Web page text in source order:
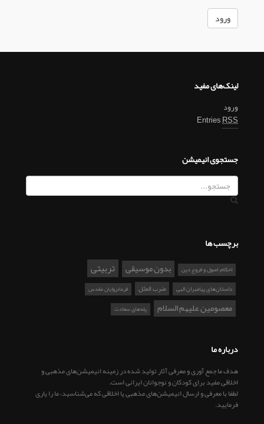
لینک‌های مفید
ورود
EntriesRSS
جستجوی انیمیشن
برچسب ها
احکام، اصول و فروع دین بدون موسیقی تربیتی
داستان‌های پیامبران الهی ضرب المثل فرمانروایان مقدس
معصومین علیهم السلام پله‌های سعادت
درباره ما
هدف ما جمع آوری و معرفی آثار تولید شده در زمینه انیمیشن‌های مذهبی و
اخلاقی مفید برای کودکان و نوجوانان ایرانی است.
لطفا با معرفی و ارسال انیمیشن‌های مذهبی یا اخلاقی که می‌شناسید، ما را یاری
فرمایید.